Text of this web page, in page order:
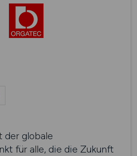
der globale
für alle, die die Zukunft